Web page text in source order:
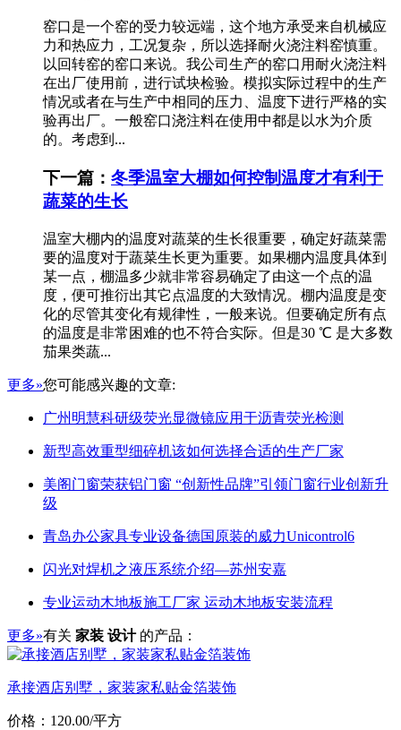
窑口是一个窑的受力较远端，这个地方承受来自机械应
力和热应力，工况复杂，所以选择耐火浇注料窑慎重。
以回转窑的窑口来说。我公司生产的窑口用耐火浇注料
在出厂使用前，进行试块检验。模拟实际过程中的生产
情况或者在与生产中相同的压力、温度下进行严格的实
验再出厂。一般窑口浇注料在使用中都是以水为介质
的。考虑到...
下一篇： 冬季温室大棚如何控制温度才有利于
蔬菜的生长
温室大棚内的温度对蔬菜的生长很重要，确定好蔬菜需
要的温度对于蔬菜生长更为重要。如果棚内温度具体到
某一点，棚温多少就非常容易确定了由这一个点的温
度，便可推衍出其它点温度的大致情况。棚内温度是变
化的尽管其变化有规律性，一般来说。但要确定所有点
的温度是非常困难的也不符合实际。但是30 ℃ 是大多数
茄果类蔬...
更多»您可能感兴趣的文章:
广州明慧科研级荧光显微镜应用于沥青荧光检测
新型高效重型细碎机该如何选择合适的生产厂家
美阁门窗荣获铝门窗 “创新性品牌”引领门窗行业创新升
级
青岛办公家具专业设备德国原装的威力Unicontrol6
闪光对焊机之液压系统介绍—苏州安嘉
专业运动木地板施工厂家 运动木地板安装流程
更多»有关 家装 设计 的产品：
承接酒店别墅，家装家私贴金箔装饰
价格：120.00/平方